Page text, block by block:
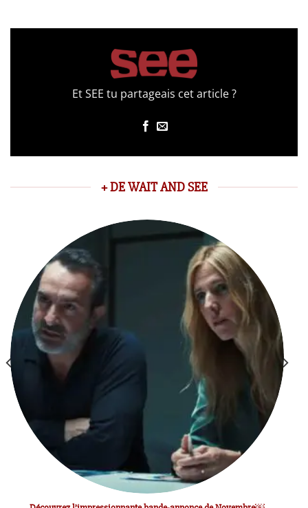
Et SEE tu partageais cet article ?
+ DE WAIT AND SEE